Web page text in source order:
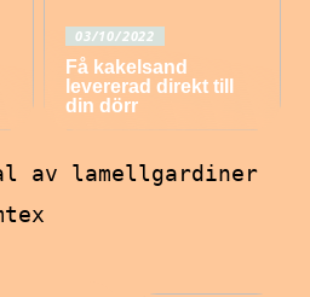
03/10/2022
Få kakelsand
levererad direkt till
din dörr
av lamellgardiner